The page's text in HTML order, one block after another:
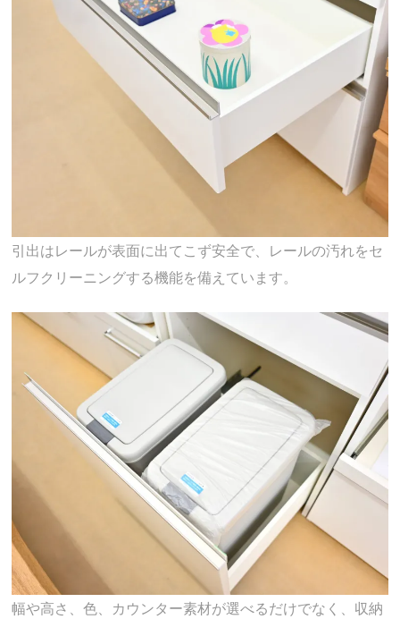
引出はレールが表面に出てこず安全で、レールの汚れをセ
ルフクリーニングする機能を備えています。
幅や高さ、色、カウンター素材が選べるだけでなく、収納